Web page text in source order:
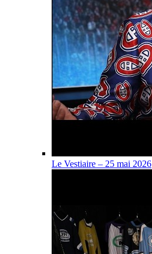
Le Vestiaire – 25 mai 2026